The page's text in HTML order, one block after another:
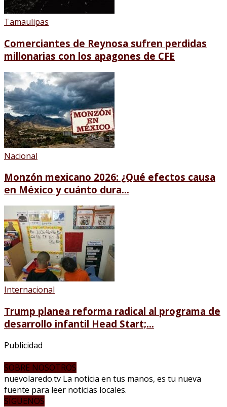
Tamaulipas
Comerciantes de Reynosa sufren perdidas
millonarias con los apagones de CFE
Nacional
Monzón mexicano 2026: ¿Qué efectos causa
en México y cuánto dura...
Internacional
Trump planea reforma radical al programa de
desarrollo infantil Head Start;...
Publicidad
SOBRE NOSOTROS
nuevolaredo.tv La noticia en tus manos, es tu nueva
fuente para leer noticias locales.
SÍGUENOS